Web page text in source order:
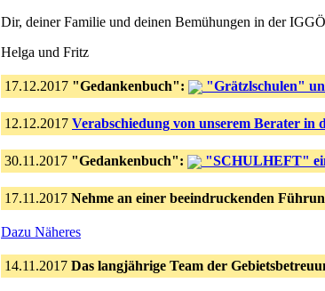
Dir, deiner Familie und deinen Bemühungen in der
Helga und Fritz
17.12.2017 "Gedankenbuch": "Grätzlschulen"
12.12.2017 Verabschiedung von unserem Berater in
30.11.2017 "Gedankenbuch": "SCHULHEFT"
17.11.2017 Nehme an einer beeindruckenden
Dazu Näheres
14.11.2017 Das langjährige Team der